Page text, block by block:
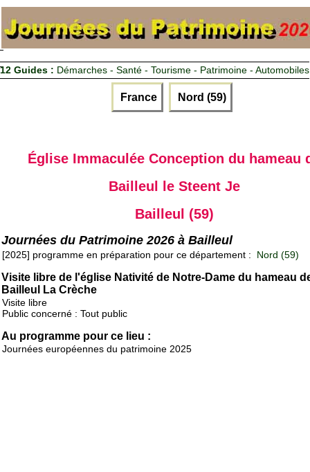
12 Guides : Démarches - Santé - Tourisme - Patrimoine - Automobiles
France Nord (59)
Église Immaculée Conception du hameau
Bailleul le Steent Je
Bailleul (59)
Journées du Patrimoine 2026 à Bailleul
[2025] programme en préparation pour ce département : Nord (59)
Visite libre de l'église Nativité de Notre-Dame du hameau
Bailleul La Crèche
Visite libre
Public concerné : Tout public
Au programme pour ce lieu :
Journées européennes du patrimoine 2025